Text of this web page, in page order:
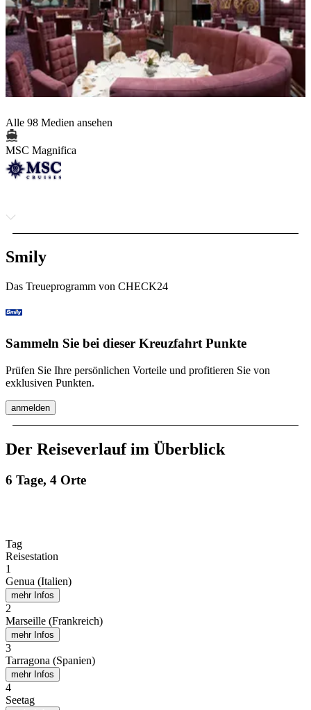
Alle 98 Medien ansehen
MSC Magnifica
Smily
Das Treueprogramm von CHECK24
Sammeln Sie bei dieser Kreuzfahrt Punkte
Prüfen Sie Ihre persönlichen Vorteile und profitieren Sie von
exklusiven Punkten.
anmelden
Der Reiseverlauf im Überblick
6 Tage, 4 Orte
Tag
Reisestation
1
Genua (Italien)
mehr Infos
2
Marseille (Frankreich)
mehr Infos
3
Tarragona (Spanien)
mehr Infos
4
Seetag